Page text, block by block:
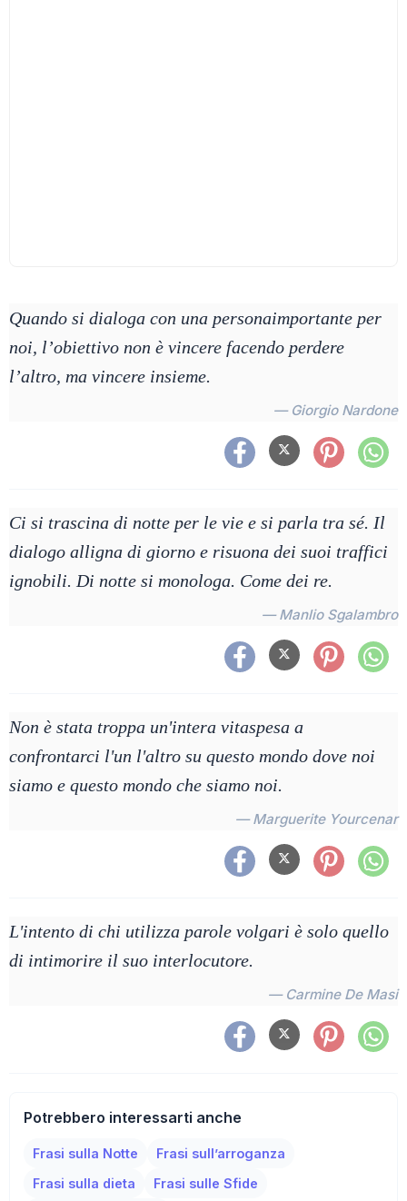
Quando si dialoga con una personaimportante per
noi, l’obiettivo non è vincere facendo perdere
l’altro, ma vincere insieme.
— Giorgio Nardone
Ci si trascina di notte per le vie e si parla tra sé. Il
dialogo alligna di giorno e risuona dei suoi traffici
ignobili. Di notte si monologa. Come dei re.
— Manlio Sgalambro
Non è stata troppa un'intera vitaspesa a
confrontarci l'un l'altro su questo mondo dove noi
siamo e questo mondo che siamo noi.
— Marguerite Yourcenar
L'intento di chi utilizza parole volgari è solo quello
di intimorire il suo interlocutore.
— Carmine De Masi
Potrebbero interessarti anche
Frasi sulla Notte
Frasi sull’arroganza
Frasi sulla dieta
Frasi sulle Sfide